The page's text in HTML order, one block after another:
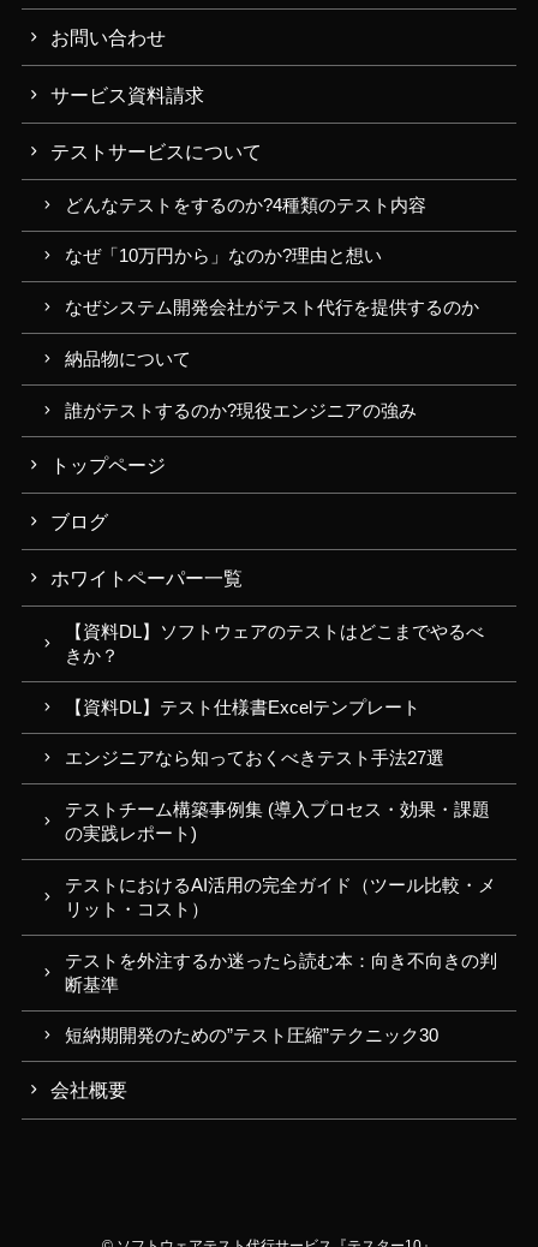
お問い合わせ
サービス資料請求
テストサービスについて
どんなテストをするのか?4種類のテスト内容
なぜ「10万円から」なのか?理由と想い
なぜシステム開発会社がテスト代行を提供するのか
納品物について
誰がテストするのか?現役エンジニアの強み
トップページ
ブログ
ホワイトペーパー一覧
【資料DL】ソフトウェアのテストはどこまでやるべ
きか？
【資料DL】テスト仕様書Excelテンプレート
エンジニアなら知っておくべきテスト手法27選
テストチーム構築事例集 (導入プロセス・効果・課題
の実践レポート)
テストにおけるAI活用の完全ガイド（ツール比較・メ
リット・コスト）
テストを外注するか迷ったら読む本：向き不向きの判
断基準
短納期開発のための”テスト圧縮”テクニック30
会社概要